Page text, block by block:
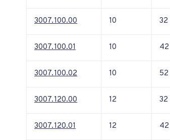
3007.100.00 10 32
3007.100.01 10 42
3007.100.02 10 52
3007.120.00 12 32
3007.120.01 12 42